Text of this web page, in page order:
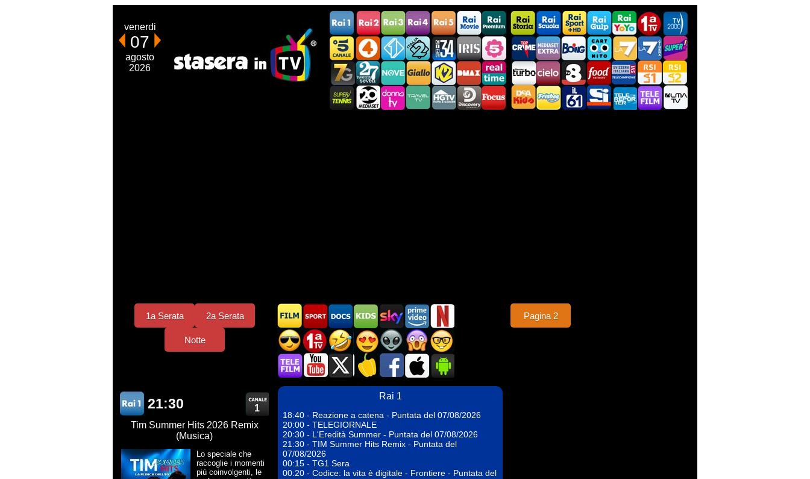
venerdi
07
agosto
2026
1a Serata 2a Serata
Notte
Pagina 2
21:30
1
Tim Summer Hits 2026 Remix
(Musica)
Lo speciale che
raccoglie i momenti
più coinvolgenti, le
Rai 1
18:40 - Reazione a catena - Puntata del 07/08/2026
20:00 - TELEGIORNALE
20:30 - L'Eredità Summer - Puntata del 07/08/2026
21:30 - TIM Summer Hits Remix - Puntata del
07/08/2026
00:15 - TG1 Sera
00:20 - Codice: la vita è digitale - Frontiere - Puntata del